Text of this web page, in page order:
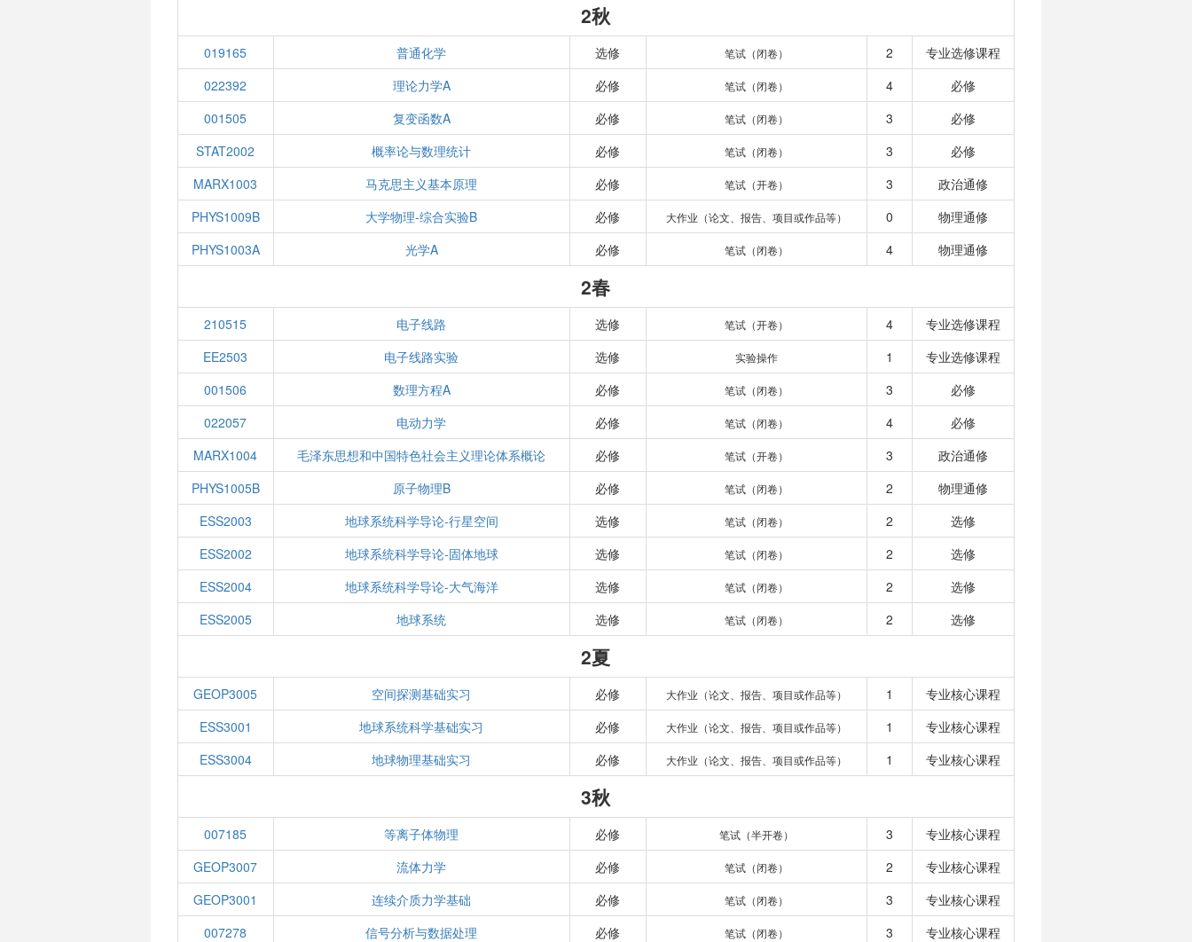
2秋
019165 普通化学 选修 笔试（闭卷） 2
专业选修课程
022392
理论力学A 必修 笔试（闭卷） 4
必修
001505
复变函数A 必修 笔试（闭卷） 3
必修
STAT2002
概率论与数理统计 必修 笔试（闭卷） 3
必修
MARX1003
马克思主义基本原理 必修 笔试（开卷） 3
政治通修
PHYS1009B
大学物理-综合实验B 必修 大作业（论文、报告、项目或作品等） 0
物理通修
PHYS1003A
光学A 必修 笔试（闭卷） 4 物理通修
2春
210515 电子线路 选修 笔试（开卷） 4
专业选修课程
EE2503
电子线路实验 选修 实验操作 1
专业选修课程
001506
数理方程A 必修 笔试（闭卷） 3
必修
022057
电动力学 必修 笔试（闭卷） 4
必修
MARX1004
毛泽东思想和中国特色社会主义理论体系概论 必修 笔试（开卷） 3
政治通修
PHYS1005B
原子物理B 必修 笔试（闭卷） 2
物理通修
ESS2003
地球系统科学导论-行星空间 选修 笔试（闭卷） 2
选修
ESS2002
地球系统科学导论-固体地球 选修 笔试（闭卷） 2
选修
ESS2004
地球系统科学导论-大气海洋 选修 笔试（闭卷） 2
选修
ESS2005
地球系统 选修 笔试（闭卷） 2 选修
2夏
GEOP3005 空间探测基础实习 必修 大作业（论文、报告、项目或作品等） 1
专业核心课程
ESS3001
地球系统科学基础实习 必修 大作业（论文、报告、项目或作品等） 1
专业核心课程
ESS3004
地球物理基础实习 必修 大作业（论文、报告、项目或作品等） 1 专业核心课程
3秋
007185 等离子体物理 必修 笔试（半开卷） 3
专业核心课程
GEOP3007
流体力学 必修 笔试（闭卷） 2
专业核心课程
GEOP3001
连续介质力学基础 必修 笔试（闭卷） 3
专业核心课程
007278
信号分析与数据处理 必修 笔试（闭卷） 3
专业核心课程